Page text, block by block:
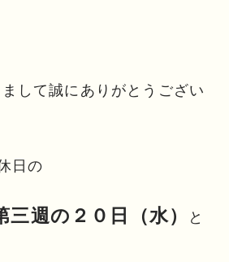
して誠にありがとうござい
日の
三週の ２０日（水）
と